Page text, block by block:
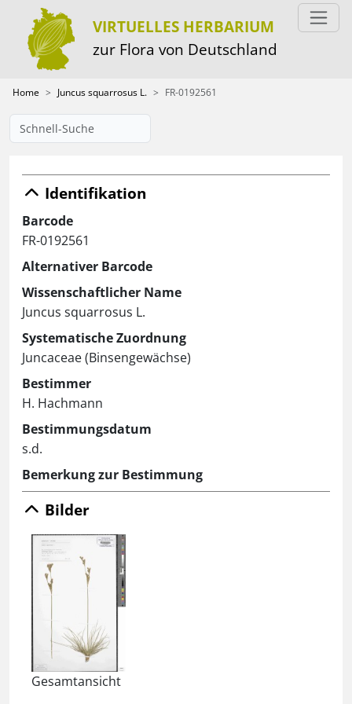
VIRTUELLES HERBARIUM
zur Flora von Deutschland
Home Juncus squarrosus L. FR-0192561
Identifikation
Barcode
FR-0192561
Alternativer Barcode
Wissenschaftlicher Name
Juncus squarrosus L.
Systematische Zuordnung
Juncaceae (Binsengewächse)
Bestimmer
H. Hachmann
Bestimmungsdatum
s.d.
Bemerkung zur Bestimmung
Bilder
Gesamtansicht